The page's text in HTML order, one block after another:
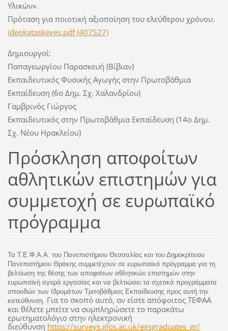
Υλικών».
Πρόταση για ποιοτική αξιοποίηση του ελεύθερου χρόνου.
ideokataskeves.pdf (407527)
Δημιουργοί:
Παπαγεωργίου Παρασκευή (Βίβιαν)
Εκπαιδευτικός Φυσικής Αγωγής στην Πρωτοβάθμια
Εκπαίδευση (6ο Δημ. Σχ. Χαλανδρίου)
Γαμβρινός Γιώργος
Εκπαιδευτικός στην Πρωτοβάθμια Εκπαίδευση (14ο Δημ.
Σχ. Νέου Ηρακλείου)
Πρόσκληση αποφοίτων
αθλητικών επιστημών για
συμμετοχή σε ευρωπαϊκό
πρόγραμμα
Τα Τ.Ε.Φ.Α.Α. του Πανεπιστήμιου Θεσσαλίας και του Δημοκρίτειου
Πανεπιστήμιου Θράκης συμμετέχουν σε ευρωπαϊκό πρόγραμμα για τη
βελτίωση της θέσης των αποφοίτων αθλητικών επιστημών στην
ευρωπαϊκή αγορά εργασίας και να βελτιώσει τα σχετικά προγράμματα
σπουδών των Ιδρυμάτων Τριτοβάθμιας Εκπαίδευσης προς αυτή την
κατεύθυνση. Για το σκοπό αυτό, αν είστε απόφοιτος ΤΕΦΑΑ
και θέλετε μπείτε να συμπληρώσετε το παρακάτω
ερωτηματολόγιο στην ηλεκτρονική
διεύθυνση https://surveys.glos.ac.uk/egsgraduates_gr/